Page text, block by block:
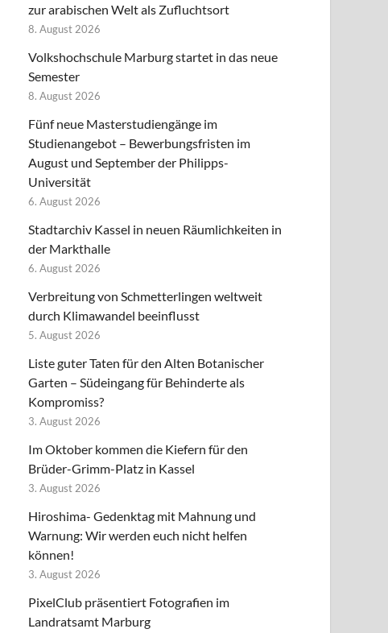
zur arabischen Welt als Zufluchtsort
8. August 2026
Volkshochschule Marburg startet in das neue
Semester
8. August 2026
Fünf neue Masterstudiengänge im
Studienangebot – Bewerbungsfristen im
August und September der Philipps-
Universität
6. August 2026
Stadtarchiv Kassel in neuen Räumlichkeiten in
der Markthalle
6. August 2026
Verbreitung von Schmetterlingen weltweit
durch Klimawandel beeinflusst
5. August 2026
Liste guter Taten für den Alten Botanischer
Garten – Südeingang für Behinderte als
Kompromiss?
3. August 2026
Im Oktober kommen die Kiefern für den
Brüder-Grimm-Platz in Kassel
3. August 2026
Hiroshima- Gedenktag mit Mahnung und
Warnung: Wir werden euch nicht helfen
können!
3. August 2026
PixelClub präsentiert Fotografien im
Landratsamt Marburg